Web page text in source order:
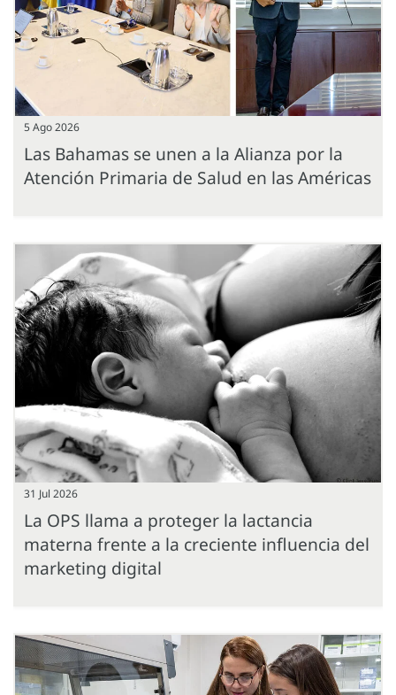
5 Ago 2026
Las Bahamas se unen a la Alianza por la
Atención Primaria de Salud en las Américas
31 Jul 2026
La OPS llama a proteger la lactancia
materna frente a la creciente influencia del
marketing digital